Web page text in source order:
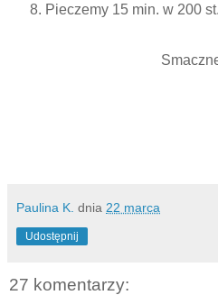
Pieczemy 15 min. w 200 st.
Paulina K. dnia 22 marca
Udostępnij
27 komentarzy: